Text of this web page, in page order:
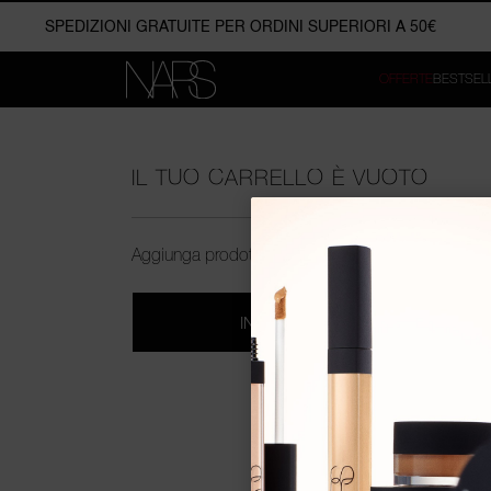
Vai direttamente a
Contenuto principale
Vai alla fase di spedizione
Modulo di contatto
LIGHT
SPEDIZIONI GRATUITE PER ORDINI SUPERIORI A 50€
NARS
OFFERTE
IL TUO CARRELLO È VUOTO
Aggiunga prodotti per andare al checkout.
INIZIA AD ACQUISTARE